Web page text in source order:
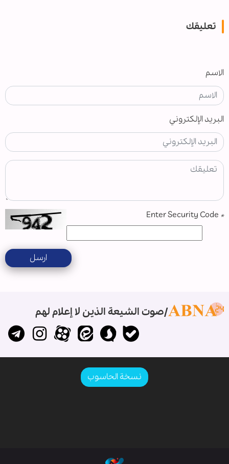
تعليقك
الاسم
البريد الإلكتروني
*
ارسل
صوت الشيعة الذين لا إعلام لهم
نسخة الحاسوب